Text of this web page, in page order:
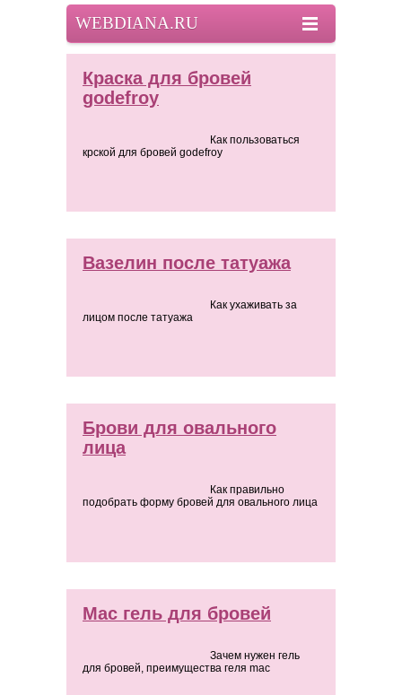
WEBDIANA.RU
Краска для бровей
godefroy
Как пользоваться
крской для бровей godefroy
Вазелин после татуажа
Как ухаживать за
лицом после татуажа
Брови для овального
лица
Как правильно
подобрать форму бровей для овального лица
Mac гель для бровей
Зачем нужен гель
для бровей, преимущества геля mac